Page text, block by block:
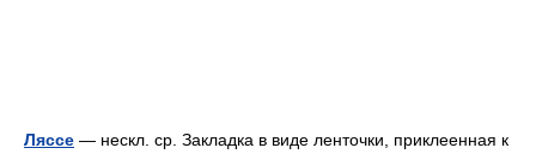
Ляссе — нескл. ср. Закладка в виде ленточки, приклеенная к